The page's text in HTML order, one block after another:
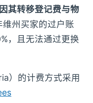
其转移登记费与物
州买家的过户账
，且无法通过更换
）的计费方式采用